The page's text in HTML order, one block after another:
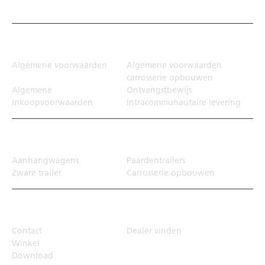
Algemene voorwaarden
Algemene voorwaarden
carrosserie opbouwen
Algemene
Inkoopvoorwaarden
Ontvangstbewijs
Intracommunautaire levering
Aanhangwagens
Paardentrailers
Zware trailer
Carrosserie opbouwen
Contact
Dealer vinden
Winkel
Download